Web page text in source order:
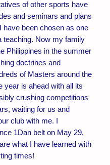
of other sports have
and seminars and plans
have been chosen as one
teaching. Now my family
Philippines in the summer
doctrines and
of Masters around the
year is ahead with all its
crushing competitions
waiting for us and
club with me. I
1Dan belt on May 29,
what I have learned with
times!